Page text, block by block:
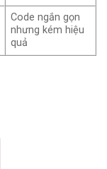
Code ngắn gọn
nhưng kém hiệu
quả